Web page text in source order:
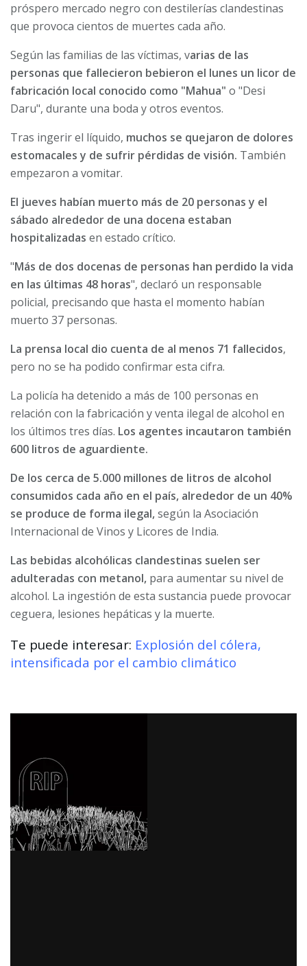
próspero mercado negro con destilerías clandestinas
que provoca cientos de muertes cada año.
Según las familias de las víctimas, varias de las
personas que fallecieron bebieron el lunes un licor de
fabricación local conocido como "Mahua" o "Desi
Daru", durante una boda y otros eventos.
Tras ingerir el líquido, muchos se quejaron de dolores
estomacales y de sufrir pérdidas de visión. También
empezaron a vomitar.
El jueves habían muerto más de 20 personas y el
sábado alrededor de una docena estaban
hospitalizadas en estado crítico.
"Más de dos docenas de personas han perdido la vida
en las últimas 48 horas", declaró un responsable
policial, precisando que hasta el momento habían
muerto 37 personas.
La prensa local dio cuenta de al menos 71 fallecidos,
pero no se ha podido confirmar esta cifra.
La policía ha detenido a más de 100 personas en
relación con la fabricación y venta ilegal de alcohol en
los últimos tres días. Los agentes incautaron también
600 litros de aguardiente.
De los cerca de 5.000 millones de litros de alcohol
consumidos cada año en el país, alrededor de un 40%
se produce de forma ilegal,según la Asociación
Internacional de Vinos y Licores de India.
Las bebidas alcohólicas clandestinas suelen ser
adulteradas con metanol, para aumentar su nivel de
alcohol. La ingestión de esta sustancia puede provocar
ceguera, lesiones hepáticas y la muerte.
Te puede interesar: Explosión del cólera,
intensificada por el cambio climático